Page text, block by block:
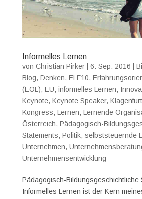
Informelles Lernen
von Christian Pirker| 6. Sep. 2016
Blog, Denken, ELF10,
(EOL), EU, informelles Lernen,
Keynote, Keynote Speaker, Klagenfurt
Kongress, Lernen, Lernende
Österreich, Pädagogisch-
Statements, Politik, selbststeuernde
Unternehmen,
Unternehmensentwicklung
Pädagogisch-Bildungsgeschichtliche
Informelles Lernen ist der Kern